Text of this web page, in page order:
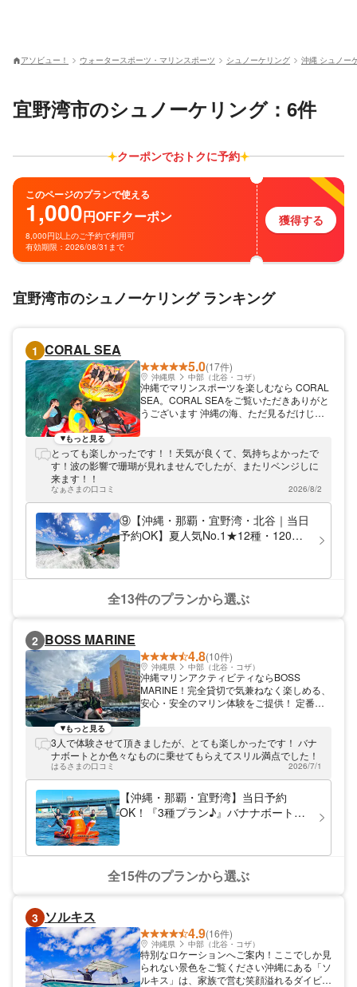
アソビュー！ ウォータースポーツ・マリンスポーツ シュノーケリング 沖縄 シュノー
宜野湾市のシュノーケリング：6件
クーポンでおトクに予約
このページのプランで使える
1,000円OFFクーポン
8,000円以上のご予約で利用可
有効期限：2026/08/31まで
獲得する
宜野湾市のシュノーケリング ランキング
1 CORAL SEA
5.0(17件)
沖縄県 中部（北谷・コザ）
沖縄でマリンスポーツを楽しむなら CORAL
SEA。CORAL SEAをご覧いただきありがと
うございます 沖縄の海、ただ見るだけじゃ
リング・フライボード・ウェイクボード・ウ
ェイクスケート・バナナボート・最新トーイ
ど不安…」という方もご安心ください。 経
験豊富なスタッフがしっかりサポートするの
で、初心者でも思いっきり楽しめます♪ カッ
プルでの思い出作り、友達同士でのはしゃぎ
す。 さらに！！！ GOPRO無料レンタル
で、映える瞬間もバッチリ撮影！ “あとで見
返してまた笑える”そんな思い出までしっか
ード・海遊びなら CORAL SEAで最高の1日
を！
もっと見る
とっても楽しかったです！！天気が良くて、気持ちよかったで
す！波の影響で珊瑚が見れませんでしたが、またリベンジしに
来ます！！
なぁさまの口コミ 2026/8/2
⑨【沖縄・那覇・宜野湾・北谷｜当日
予約OK】夏人気No.1★12種・120分
付♪
全13件のプランから選ぶ
2 BOSS MARINE
4.8(10件)
沖縄県 中部（北谷・コザ）
沖縄マリンアクティビティならBOSS
MARINE！完全貸切で気兼ねなく楽しめる、
安心・安全のマリン体験をご提供！ 定番の
難救助員の常駐スタッフがしっかりサポー
ト。 お子様連れも団体様も大歓迎！ 全プラ
ン貸切制で特別な思い出づくりを。 お気軽
にご相談ください！みなさまのご来店お待ち
しております！
もっと見る
3人で体験させて頂きましたが、とても楽しかったです！ バナ
ナボートとか色々なものに乗せてもらえてスリル満点でした！
はるさまの口コミ 2026/7/1
【沖縄・那覇・宜野湾】当日予約
OK！『3種プラン♪』バナナボートや
全15件のプランから選ぶ
3 ソルキス
4.9(16件)
沖縄県 中部（北谷・コザ）
特別なロケーションへご案内！ここでしか見
られない景色をご覧ください沖縄にある「ソ
ルキス」は、家族で営む笑顔溢れるダイビン